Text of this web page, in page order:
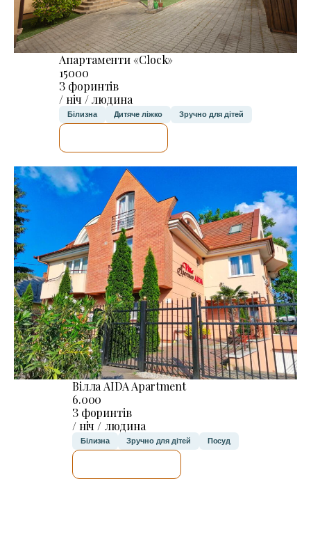
Апартаменти «Clock»
15000
З форинтів
/ ніч / людина
Білизна Дитяче ліжко Зручно для дітей
Вілла AIDA Apartment
6.000
З форинтів
/ ніч / людина
Білизна Зручно для дітей Посуд